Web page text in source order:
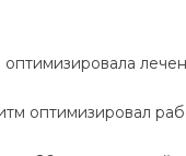
оптимизировал